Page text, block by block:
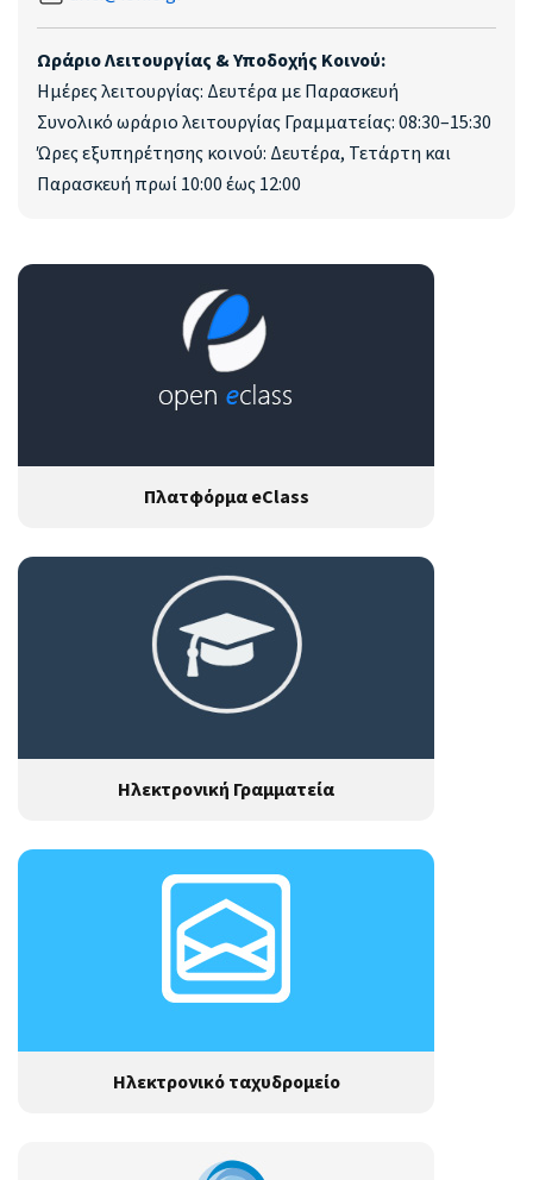
Ωράριο Λειτουργίας & Υποδοχής Κοινού:
Ημέρες λειτουργίας: Δευτέρα με Παρασκευή
Συνολικό ωράριο λειτουργίας Γραμματείας: 08:30–15:30
Ώρες εξυπηρέτησης κοινού: Δευτέρα, Τετάρτη και
Παρασκευή πρωί 10:00 έως 12:00
Πλατφόρμα eClass
Ηλεκτρονική Γραμματεία
Ηλεκτρονικό ταχυδρομείο